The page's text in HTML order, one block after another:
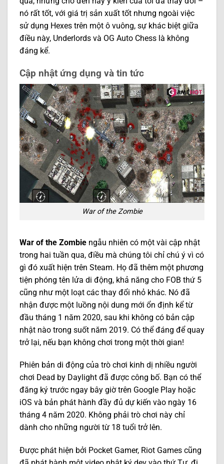
nó rất tốt, với giá trị sản xuất tốt nhưng ngoài việc
sử dụng Hexes trên một ô vuông, sự khác biệt giữa
điều này, Underlords và OG Auto Chess là không
đáng kể.
Cập nhật ứng dụng và tin tức
War of the Zombie
War of the Zombie ngẫu nhiên có một vài cập nhật
trong hai tuần qua, điều mà chúng tôi chỉ chú ý vì có
gì đó xuất hiện trên Steam. Họ đã thêm một phương
tiện phóng tên lửa di động, khả năng cho FOB thứ 5
cũng như một loạt các thay đổi nhỏ khác. Nó đã
nhận được một luồng nội dung mới ổn định kể từ
đầu tháng 1 năm 2020, sau khi không có bản cập
nhật nào trong suốt năm 2019. Có thể đáng để quay
trở lại, nếu bạn không chơi trong một thời gian!
Phiên bản di động của trò chơi kinh dị nhiều người
chơi Dead by Daylight đã được công bố. Bạn có thể
đăng ký trước ngay bây giờ trên Google Play hoặc
iOS và bản phát hành đầy đủ dự kiến ​​vào ngày 16
tháng 4 năm 2020. Không phải trò chơi này chỉ
dành cho những người từ 18 tuổi trở lên.
Được phát hiện bởi Pocket Gamer, Riot Games cũng